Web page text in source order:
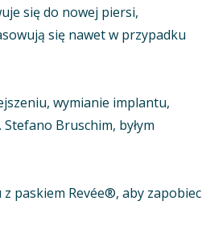
się do nowej piersi,
się nawet w przypadku
wymianie implantu,
Bruschim, byłym
paskiem Revée®, aby zapobiec